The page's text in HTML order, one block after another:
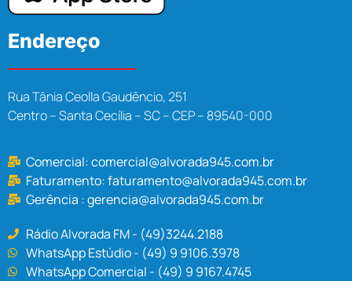
Endereço
Rua Tânia Ceolla Gaudêncio, 251
Centro – Santa Cecília – SC – CEP – 89540-000
Comercial:comercial@alvorada945.com.br
Faturamento:faturamento@alvorada945.com.br
Gerência :gerencia@alvorada945.com.br
Rádio Alvorada FM - (49)3244.2188
WhatsApp Estúdio - (49) 9 9106.3978
WhatsApp Comercial - (49) 9 9167.4745